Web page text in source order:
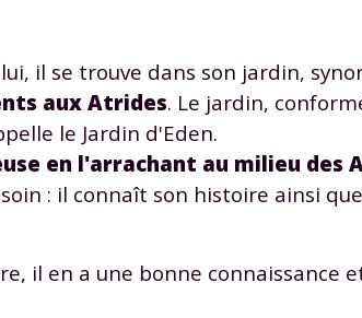
il se trouve dans son jardin,
aux Atrides. Le jardin,
le Jardin d'Eden.
en l'arrachant au milieu des
: il connaît son histoire ainsi que
il en a une bonne connaissance